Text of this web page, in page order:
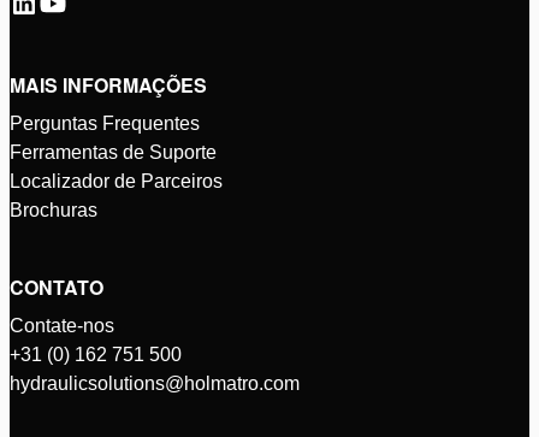
MAIS INFORMAÇÕES
Perguntas Frequentes
Ferramentas de Suporte
Localizador de Parceiros
Brochuras
CONTATO
Contate-nos
+31 (0) 162 751 500
hydraulicsolutions@holmatro.com